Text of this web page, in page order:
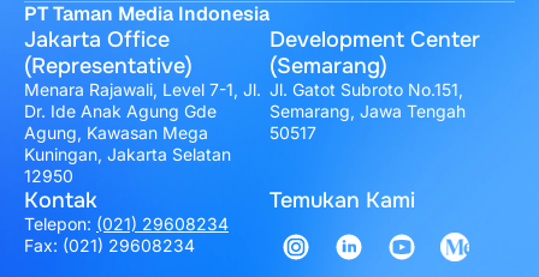
PT Taman Media Indonesia
Jakarta Office
(Representative)
Menara Rajawali, Level 7-1, Jl.
Dr. Ide Anak Agung Gde
Agung, Kawasan Mega
Kuningan, Jakarta Selatan
12950
Development Center
(Semarang)
Jl. Gatot Subroto No.151,
Semarang, Jawa Tengah
50517
Kontak
Telepon: (021) 29608234
Fax: (021) 29608234
Temukan Kami